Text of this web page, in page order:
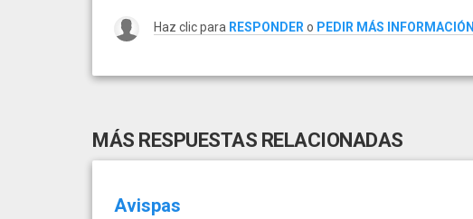
Haz clic para RESPONDERo PEDIR MÁS INFORMACIÓN
MÁS RESPUESTAS RELACIONADAS
Avispas